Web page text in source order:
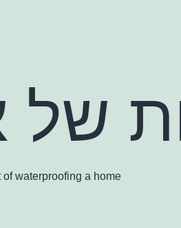
של
waterproofing a home?